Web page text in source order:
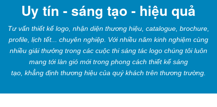
Uy tín - sáng tạo - hiệu quả
Tư vấn thiết kế logo, nhận diện thương hiệu, catalogue, brochure,
profile, lịch tết... chuyên nghiệp. Với nhiều năm kinh nghiệm cùng
nhiều giải thưởng trong các cuộc thi sáng tác logo chúng tôi luôn
mang tới làn gió mới trong phong cách thiết kế sáng
tạo, khẳng định thương hiệu của quý khách trên thương trường.